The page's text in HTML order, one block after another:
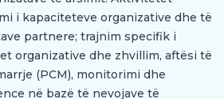
i kapaciteteve organizative dhe të
partnere; trajnim specifik i
organizative dhe zhvillim, aftësi të
(PCM), monitorimi dhe
në bazë të nevojave të